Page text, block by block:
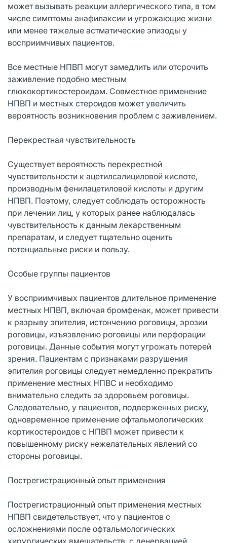
может вызывать реакции аллергического типа, в том
числе симптомы анафилаксии и угрожающие жизни
или менее тяжелые астматические эпизоды у
восприимчивых пациентов.
Все местные НПВП могут замедлить или отсрочить
заживление подобно местным
глюкокортикостероидам. Совместное применение
НПВП и местных стероидов может увеличить
вероятность возникновения проблем с заживлением.
Перекрестная чувствительность
Существует вероятность перекрестной
чувствительности к ацетилсалициловой кислоте,
производным фенилацетиловой кислоты и другим
НПВП. Поэтому, следует соблюдать осторожность
при лечении лиц, у которых ранее наблюдалась
чувствительность к данным лекарственным
препаратам, и следует тщательно оценить
потенциальные риски и пользу.
Особые группы пациентов
У восприимчивых пациентов длительное применение
местных НПВП, включая бромфенак, может привести
к разрыву эпителия, истончению роговицы, эрозии
роговицы, изъязвлению роговицы или перфорации
роговицы. Данные события могут угрожать потерей
зрения. Пациентам с признаками разрушения
эпителия роговицы следует немедленно прекратить
применение местных НПВС и необходимо
внимательно следить за здоровьем роговицы.
Следовательно, у пациентов, подверженных риску,
одновременное применение офтальмологических
кортикостероидов с НПВП может привести к
повышенному риску нежелательных явлений со
стороны роговицы.
Пострегистрационный опыт применения
Пострегистрационный опыт применения местных
НПВП свидетельствует, что у пациентов с
осложнениями после офтальмологических
хирургических вмешательств, с денервацией